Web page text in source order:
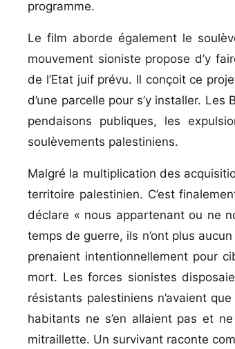
programme.
Le film aborde également le
mouvement sioniste propose d’y
de l’Etat juif prévu. Il conçoit ce
d’une parcelle pour s’y installer.
pendaisons publiques, les
soulèvements palestiniens.
Malgré la multiplication des
territoire palestinien. C’est
déclare « nous appartenant ou ne
temps de guerre, ils n’ont plus
prenaient intentionnellement pour
mort. Les forces sionistes
résistants palestiniens n’avaient
habitants ne s’en allaient pas et
mitraillette. Un survivant raconte